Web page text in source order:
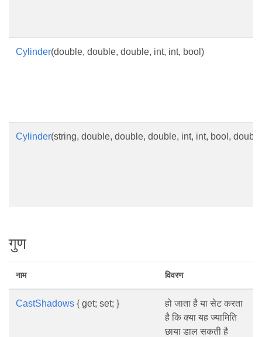
Cylinder(double, double, double, int, int, bool)
Cylinder(string, double, double, double, int, int, bool,
गुण
नाम विवरण
CastShadows { get; set; }
हो जाता है या सेट करता
है कि क्या यह ज्यामिति
छाया डाल सकती है